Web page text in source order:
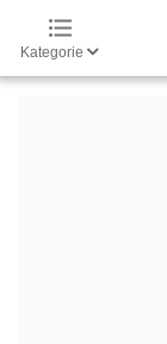
Kategorie